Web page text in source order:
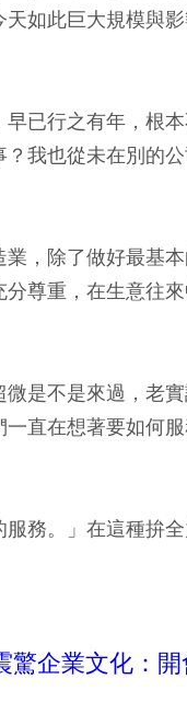
如此巨大規模與
已行之有年，根
我也從未在別的
，除了做好最基
尊重，在生意往
是不是來過，老
直在想著要如何
務。」在這種拚
驚企業文化：